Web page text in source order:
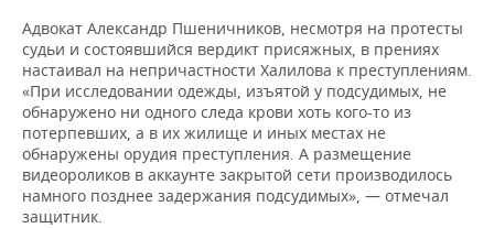
Адвокат Александр Пшеничников, несмотря на протесты
судьи и состоявшийся вердикт присяжных, в прениях
настаивал на непричастности Халилова к преступлениям.
«При исследовании одежды, изъятой у подсудимых, не
обнаружено ни одного следа крови хоть кого-то из
потерпевших, а в их жилище и иных местах не
обнаружены орудия преступления. А размещение
видеороликов в аккаунте закрытой сети производилось
намного позднее задержания подсудимых», — отмечал
защитник.